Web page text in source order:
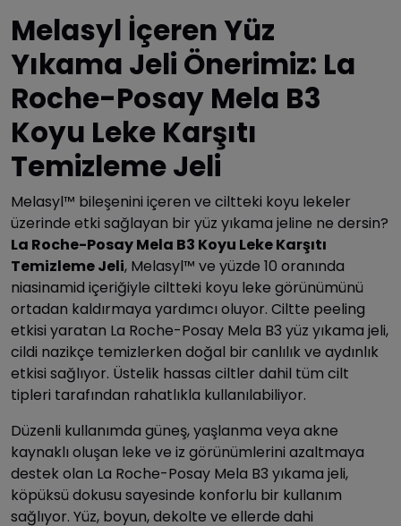
Melasyl İçeren Yüz
Yıkama Jeli Önerimiz: La
Roche-Posay Mela B3
Koyu Leke Karşıtı
Temizleme Jeli
Melasyl™ bileşenini içeren ve ciltteki koyu lekeler
üzerinde etki sağlayan bir yüz yıkama jeline ne dersin?
La Roche-Posay Mela B3 Koyu Leke Karşıtı
Temizleme Jeli, Melasyl™ ve yüzde 10 oranında
niasinamid içeriğiyle ciltteki koyu leke görünümünü
ortadan kaldırmaya yardımcı oluyor. Ciltte peeling
etkisi yaratan La Roche-Posay Mela B3 yüz yıkama jeli,
cildi nazikçe temizlerken doğal bir canlılık ve aydınlık
etkisi sağlıyor. Üstelik hassas ciltler dahil tüm cilt
tipleri tarafından rahatlıkla kullanılabiliyor.
Düzenli kullanımda güneş, yaşlanma veya akne
kaynaklı oluşan leke ve iz görünümlerini azaltmaya
destek olan La Roche-Posay Mela B3 yıkama jeli,
köpüksü dokusu sayesinde konforlu bir kullanım
sağlıyor. Yüz, boyun, dekolte ve ellerde dahi